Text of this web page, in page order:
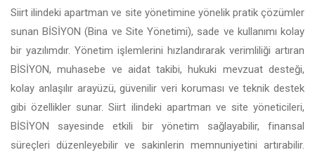
Siirt ilindeki apartman ve site yönetimine yönelik pratik çözümler
sunan BİSİYON (Bina ve Site Yönetimi), sade ve kullanımı kolay
bir yazılımdır. Yönetim işlemlerini hızlandırarak verimliliği artıran
BİSİYON, muhasebe ve aidat takibi, hukuki mevzuat desteği,
kolay anlaşılır arayüzü, güvenilir veri koruması ve teknik destek
gibi özellikler sunar. Siirt ilindeki apartman ve site yöneticileri,
BİSİYON sayesinde etkili bir yönetim sağlayabilir, finansal
süreçleri düzenleyebilir ve sakinlerin memnuniyetini artırabilir.